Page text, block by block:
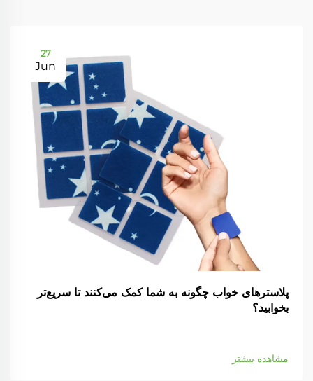
27
Jun
پلاسترهای خواب چگونه به شما کمک می‌کنند تا سریع‌تر
بخوابید؟
مشاهده بیشتر